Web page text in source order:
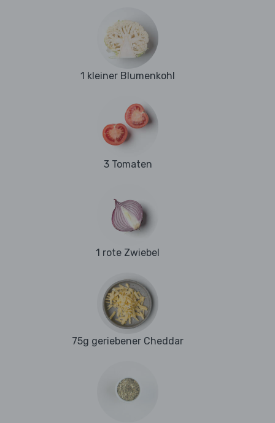
1 kleiner Blumenkohl
3 Tomaten
1 rote Zwiebel
75g geriebener Cheddar